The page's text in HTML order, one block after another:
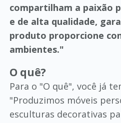
compartilham a paixão
e de alta qualidade,
produto proporcione
ambientes."
O quê?
Para o "O quê", você já
"Produzimos móveis
esculturas decorativas